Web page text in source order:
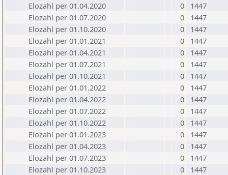
Elozahl per 01.04.2020
0
1447
Elozahl per 01.07.2020
0
1447
Elozahl per 01.10.2020
0
1447
Elozahl per 01.01.2021
0
1447
Elozahl per 01.04.2021
0
1447
Elozahl per 01.07.2021
0
1447
Elozahl per 01.10.2021
0
1447
Elozahl per 01.01.2022
0
1447
Elozahl per 01.04.2022
0
1447
Elozahl per 01.07.2022
0
1447
Elozahl per 01.10.2022
0
1447
Elozahl per 01.01.2023
0
1447
Elozahl per 01.04.2023
0
1447
Elozahl per 01.07.2023
0
1447
Elozahl per 01.10.2023
0
1447